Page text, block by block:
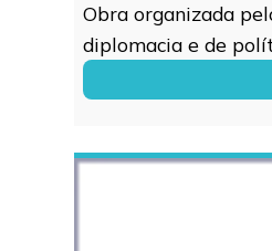
Obra organizada
diplomacia e de